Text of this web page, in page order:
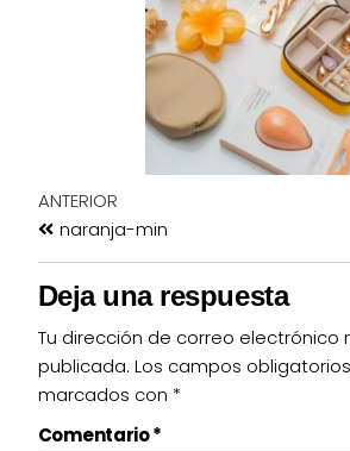
ANTERIOR
naranja-min
Deja una respuesta
Tu dirección de correo electrónico
publicada. Los campos
marcados con *
Comentario*